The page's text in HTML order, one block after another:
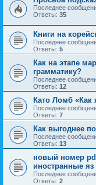
Последнее
Ответы: 35
Книги на
Последнее
Ответы: 5
Как на этапе
грамматику?
Последнее
Ответы: 12
Като Ломб «Как
Последнее
Ответы: 7
Как выгоднее
Последнее
Ответы: 13
новый номер
иностранные яз
Последнее
Ответы: 2